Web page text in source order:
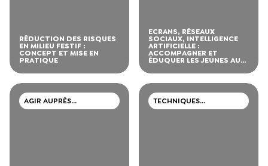
RÉDUCTION DES RISQUES
EN MILIEU FESTIF :
CONCEPT ET MISE EN
PRATIQUE
ECRANS, RÉSEAUX
SOCIAUX, INTELLIGENCE
ARTIFICIELLE :
ACCOMPAGNER ET
ÉDUQUER LES JEUNES AUX
AGIR AUPRÈS
D’ADOLESCENTS ET DE
TECHNIQUES
PROFESSIONNELLES